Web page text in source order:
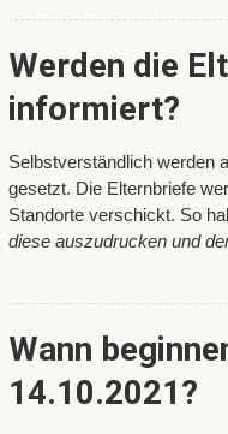
Werden die
informiert?
Selbstverständlich werden
gesetzt. Die Elternbriefe
Standorte verschickt. So
diese auszudrucken und
Wann
14.10.2021?